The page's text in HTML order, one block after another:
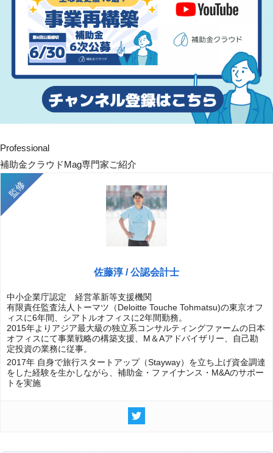
Professional
補助金クラウドMag専門家ご紹介
佐藤淳 / 公認会計士
中小企業庁認定 経営革新等支援機関
有限責任監査法人トーマツ（Deloitte Touche Tohmatsu)の東京オフ
ィスに6年間、シアトルオフィスに2年間勤務。
2015年よりアジア最大級の独立系コンサルティングファームの日本
オフィスにて事業戦略の構築支援、M＆Aアドバイザリー、自己勘
定投資の業務に従事。
2017年 自身で旅行スタートアップ（Stayway）を立ち上げ資金調達
をした経験を生かしながら、補助金・ファイナンス・M&Aのサポー
トを実施